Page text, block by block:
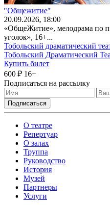
"Общежитие"
20.09.2026, 18:00
«ОбщеЖитие», мелодрама по
уголок», 16+...
Тобольский драматический
Тобольский Драматический
Купить билет
600 ₽ 16+
Подписаться на рассылку
О театре
Репертуар
О залах
Труппа
Руководство
История
Музей
Партнеры
Услуги